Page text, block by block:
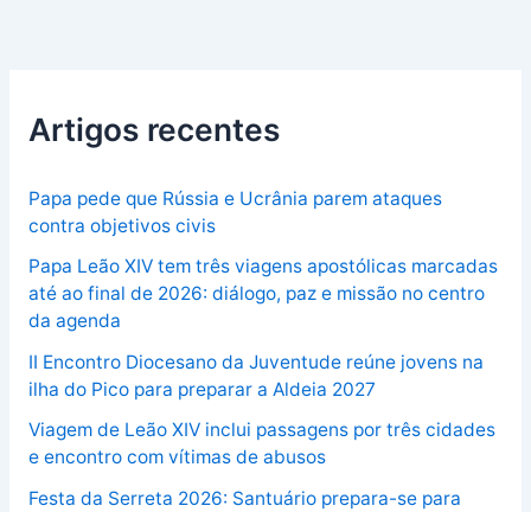
Artigos recentes
Papa pede que Rússia e Ucrânia parem ataques
contra objetivos civis
Papa Leão XIV tem três viagens apostólicas marcadas
até ao final de 2026: diálogo, paz e missão no centro
da agenda
II Encontro Diocesano da Juventude reúne jovens na
ilha do Pico para preparar a Aldeia 2027
Viagem de Leão XIV inclui passagens por três cidades
e encontro com vítimas de abusos
Festa da Serreta 2026: Santuário prepara-se para